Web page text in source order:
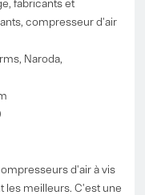
fabricants et
compresseur d'air
Naroda,
d'air à vis
les meilleurs. C'est une